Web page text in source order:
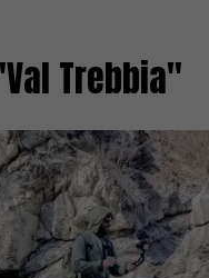
Trebbia"